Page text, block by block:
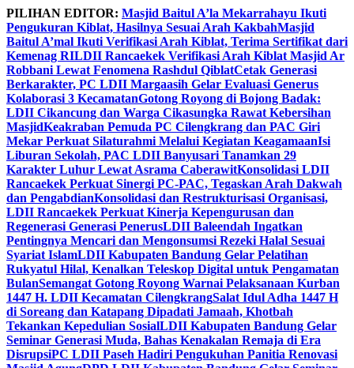
Skip
to
content
PILIHAN EDITOR: Masjid Baitul A’la Mekarrahayu Ikuti
Pengukuran Kiblat, Hasilnya Sesuai Arah KakbahMasjid
Baitul A’mal Ikuti Verifikasi Arah Kiblat, Terima Sertifikat dari
Kemenag RILDII Rancaekek Verifikasi Arah Kiblat Masjid Ar
Robbani Lewat Fenomena Rashdul QiblatCetak Generasi
Berkarakter, PC LDII Margaasih Gelar Evaluasi Generus
Kolaborasi 3 KecamatanGotong Royong di Bojong Badak:
LDII Cikancung dan Warga Cikasungka Rawat Kebersihan
MasjidKeakraban Pemuda PC Cilengkrang dan PAC Giri
Mekar Perkuat Silaturahmi Melalui Kegiatan KeagamaanIsi
Liburan Sekolah, PAC LDII Banyusari Tanamkan 29
Karakter Luhur Lewat Asrama CaberawitKonsolidasi LDII
Rancaekek Perkuat Sinergi PC-PAC, Tegaskan Arah Dakwah
dan PengabdianKonsolidasi dan Restrukturisasi Organisasi,
LDII Rancaekek Perkuat Kinerja Kepengurusan dan
Regenerasi Generasi PenerusLDII Baleendah Ingatkan
Pentingnya Mencari dan Mengonsumsi Rezeki Halal Sesuai
Syariat IslamLDII Kabupaten Bandung Gelar Pelatihan
Rukyatul Hilal, Kenalkan Teleskop Digital untuk Pengamatan
BulanSemangat Gotong Royong Warnai Pelaksanaan Kurban
1447 H. LDII Kecamatan CilengkrangSalat Idul Adha 1447 H
di Soreang dan Katapang Dipadati Jamaah, Khotbah
Tekankan Kepedulian SosialLDII Kabupaten Bandung Gelar
Seminar Generasi Muda, Bahas Kenakalan Remaja di Era
DisrupsiPC LDII Paseh Hadiri Pengukuhan Panitia Renovasi